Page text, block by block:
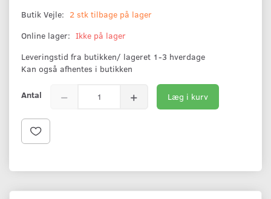
Butik Vejle: 2 stk tilbage på lager
Online lager: Ikke på lager
Leveringstid fra butikken/ lageret 1-3 hverdage
Kan også afhentes i butikken
Antal Læg i kurv